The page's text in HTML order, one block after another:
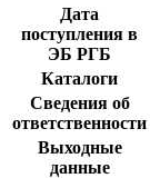
Дата
поступления в
ЭБ РГБ
Каталоги
Сведения об
ответственности
Выходные
данные